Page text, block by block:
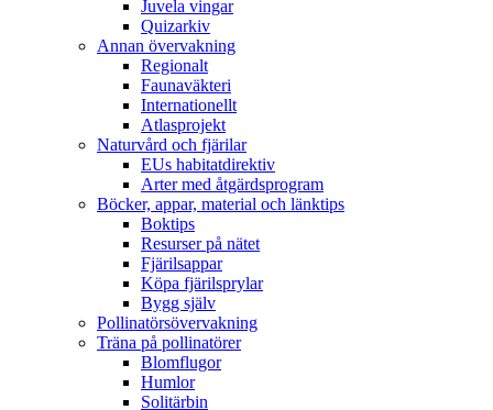
Juvela vingar
Quizarkiv
Annan övervakning
Regionalt
Faunaväkteri
Internationellt
Atlasprojekt
Naturvård och fjärilar
EUs habitatdirektiv
Arter med åtgärdsprogram
Böcker, appar, material och länktips
Boktips
Resurser på nätet
Fjärilsappar
Köpa fjärilsprylar
Bygg själv
Pollinatörsövervakning
Träna på pollinatörer
Blomflugor
Humlor
Solitärbin